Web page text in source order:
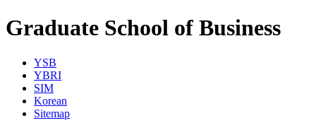
Graduate School of Business
YSB
YBRI
SIM
Korean
Sitemap